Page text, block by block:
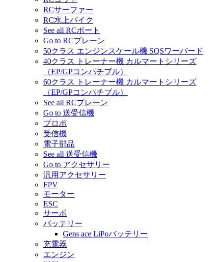
RCサーファー
RC水上バイク
See all RCボート
Go to RCプレーン
50クラス エンジンスケール機 SQSワーバード
40クラス トレーナー機 カルマートシリーズ
（EP/GPコンパチブル）
60クラス トレーナー機 カルマートシリーズ
（EP/GPコンパチブル）
See all RCプレーン
Go to 送受信機
プロポ
受信機
電子部品
See all 送受信機
Go to アクセサリー
汎用アクセサリー
FPV
モーター
ESC
サーボ
バッテリー
Gens ace LiPoバッテリー
充電器
エンジン